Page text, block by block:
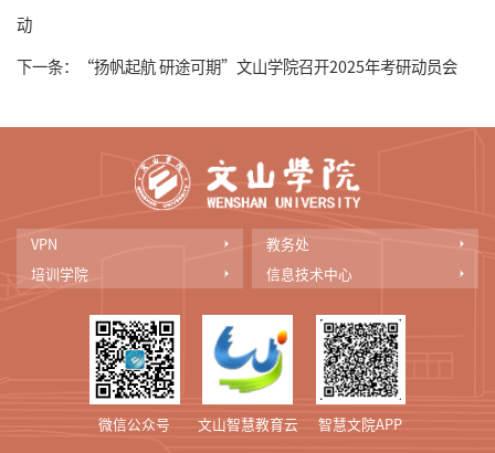
动
下一条：
“扬帆起航 研途可期”文山学院召开2025年考研动员会
VPN
教务处
培训学院
信息技术中心
微信公众号 文山智慧教育云 智慧文院APP